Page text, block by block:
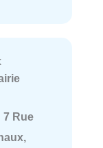
7 Rue